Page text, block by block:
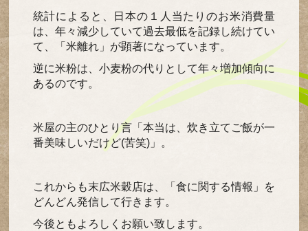
統計によると、日本の１人当たりのお米消費量
は、年々減少していて過去最低を記録し続けてい
て、「米離れ」が顕著になっています。
逆に米粉は、小麦粉の代りとして年々増加傾向に
あるのです。
米屋の主のひとり言「本当は、炊き立てご飯が一
番美味しいだけど(苦笑)」。
これからも末広米穀店は、「食に関する情報」を
どんどん発信して行きます。
今後ともよろしくお願い致します。